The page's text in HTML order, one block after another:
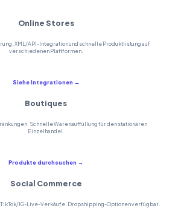
Online Stores
XML/API-Integration und schnelle Produktlistung auf
verschiedenen Plattformen.
Siehe Integrationen →
Boutiques
Schnelle Warenauffüllung für den stationären
Einzelhandel.
Produkte durchsuchen →
Social Commerce
IG-Live-Verkäufe. Dropshipping-Optionen verfügbar.